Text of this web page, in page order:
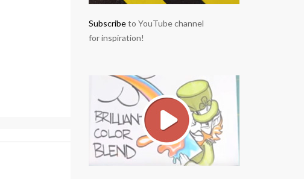
Subscribeto YouTube channel
for inspiration!